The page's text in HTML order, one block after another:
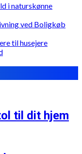
i naturskønne
ved Boligkøb
til husejere
til dit hjem